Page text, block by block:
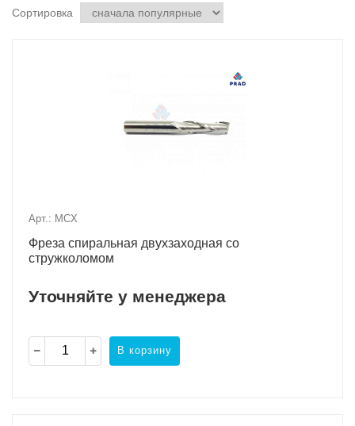
Сортировка
Арт.: MCX
Фреза спиральная двухзаходная со
стружколомом
Уточняйте у менеджера
В корзину